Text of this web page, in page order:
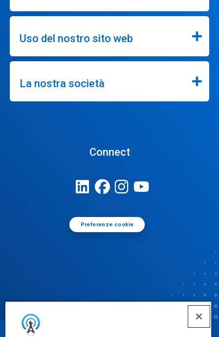
Uso del nostro sito web
La nostra società
Connect
Preferenze cookie